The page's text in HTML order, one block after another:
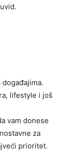
lifestyle i još
vam donese
za
prioritet.